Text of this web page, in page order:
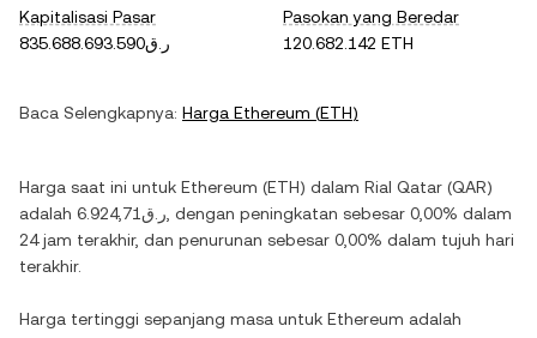
Kapitalisasi Pasar
ر.ق835.688.693.590
Pasokan yang Beredar
120.682.142 ETH
Baca Selengkapnya: Harga Ethereum (ETH)
Harga saat ini untuk Ethereum (ETH) dalam Rial Qatar (QAR)
adalah
ر.ق6.924,71 , dengan peningkatan sebesar 0,00% dalam
24 jam terakhir, dan penurunan sebesar 0,00% dalam tujuh hari
terakhir.
Harga tertinggi sepanjang masa untuk Ethereum adalah